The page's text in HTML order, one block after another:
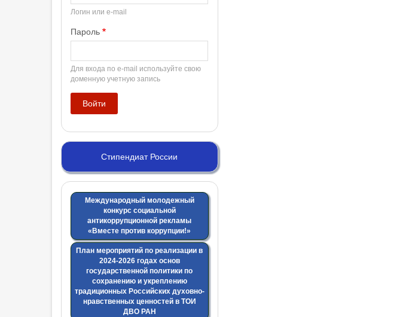
Логин или e-mail
Пароль
Для входа по e-mail используйте свою
доменную учетную запись
Стипендиат России
Международный молодежный
конкурс социальной
антикоррупционной рекламы
«Вместе против коррупции!»
План мероприятий по реализации в
2024-2026 годах основ
государственной политики по
сохранению и укреплению
традиционных Российских духовно-
нравственных ценностей в ТОИ
ДВО РАН